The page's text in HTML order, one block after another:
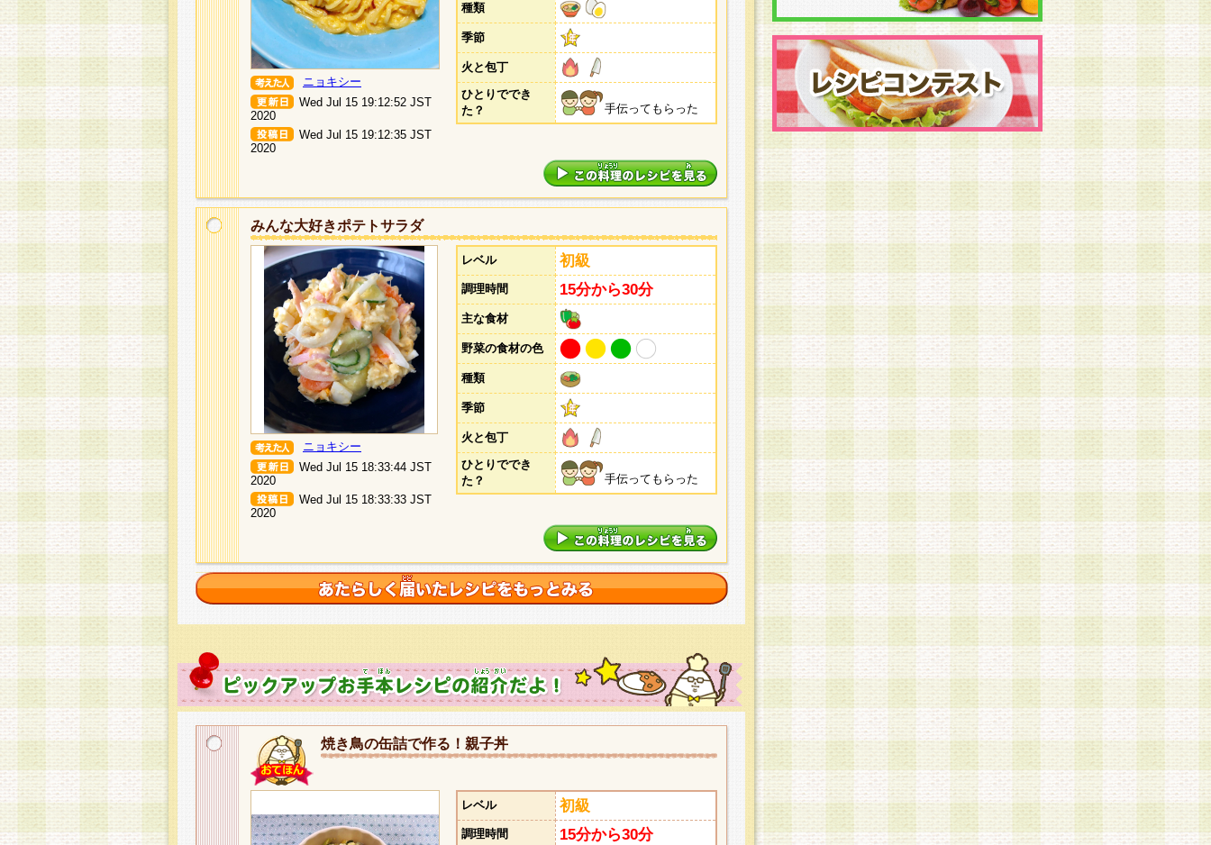
ニョキシー
Wed Jul 15 19:12:52 JST
2020
Wed Jul 15 19:12:35 JST
2020
種類
季節
火と包丁
ひとりででき
た？
手伝ってもらった
みんな大好きポテトサラダ
ニョキシー
Wed Jul 15 18:33:44 JST
2020
Wed Jul 15 18:33:33 JST
2020
レベル 初級
調理時間 15分から30分
主な食材
野菜の食材の色
種類
季節
火と包丁
ひとりででき
た？
手伝ってもらった
焼き鳥の缶詰で作る！親子丼
レベル 初級
調理時間 15分から30分